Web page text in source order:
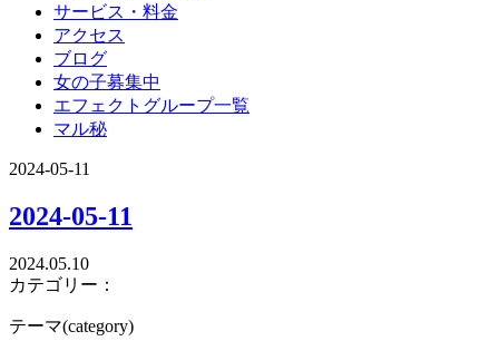
サービス・料金
アクセス
ブログ
女の子募集中
エフェクトグループ一覧
マル秘
2024-05-11
2024-05-11
2024.05.10
カテゴリー：
テーマ(category)